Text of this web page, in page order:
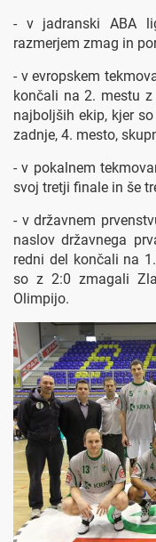
- v jadranski ABA
razmerjem zmag in
- v evropskem
končali na 2. mestu
najboljših ekip, kjer
zadnje, 4. mesto,
- v pokalnem
svoj tretji finale in še
- v državnem
naslov državnega
redni del končali na
so z 2:0 zmagali
Olimpijo.